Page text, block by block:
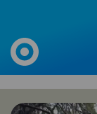
Work.ua